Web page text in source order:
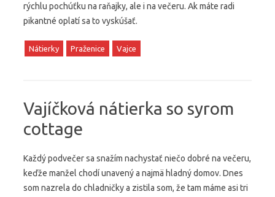
rýchlu pochúťku na raňajky, ale i na večeru. Ak máte radi
pikantné oplatí sa to vyskúšať.
Nátierky Praženice Vajce
Vajíčková nátierka so syrom
cottage
Každý podvečer sa snažím nachystať niečo dobré na večeru,
keďže manžel chodí unavený a najmä hladný domov. Dnes
som nazrela do chladničky a zistila som, že tam máme asi tri